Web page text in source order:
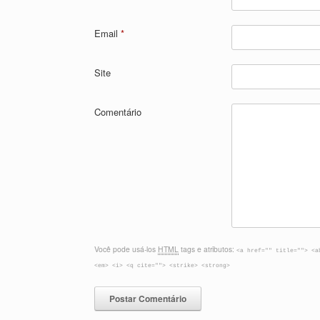
Email *
Site
Comentário
Você pode usá-los HTML tags e atributos: <a href="" title="">
<em> <i> <q cite=""> <strike> <strong>